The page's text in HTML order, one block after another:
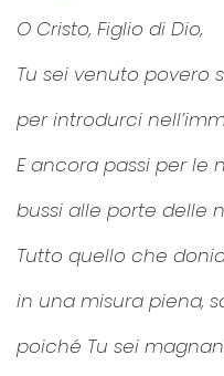
O Cristo, Figlio di Dio,
Tu sei venuto povero
per introdurci
E ancora passi per le
bussi alle porte delle
Tutto quello che
in una misura piena,
poiché Tu sei